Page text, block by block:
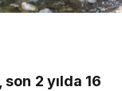
2 yılda 16